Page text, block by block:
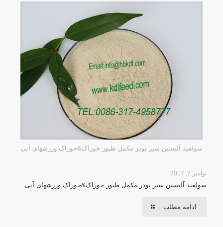
سولفید آلیسین سیر پودر مکمل طیور خوراک&خوراک ورزشهای آبی
نوامبر 7, 2017
سولفید آلیسین سیر پودر مکمل طیور خوراک&خوراک ورزشهای آبی
ادامه مطلب